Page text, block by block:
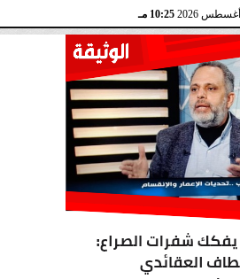
10:25 مـ